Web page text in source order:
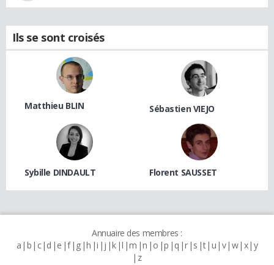
Ils se sont croisés
Matthieu BLIN Sébastien VIEJO
Sybille DINDAULT Florent SAUSSET
Annuaire des membres :
a b c d e f g h i j k l m n o p q r s t u v w x y
z